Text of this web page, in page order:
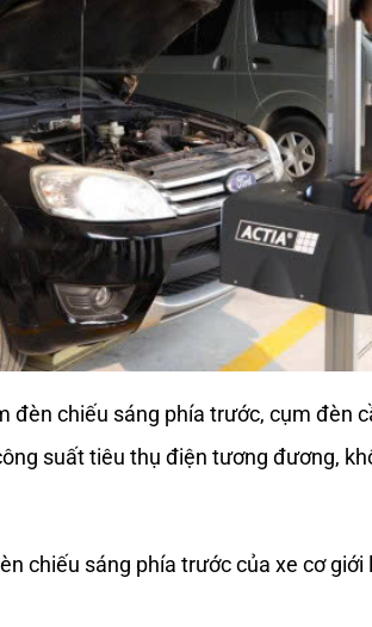
chiếu sáng phía trước, cụm đèn
suất tiêu thụ điện tương đương,
chiếu sáng phía trước của xe cơ